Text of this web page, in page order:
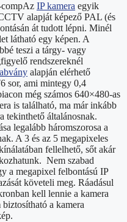
Az IP kamera egyik
alapját képező PAL (és
át tudott lépni. Minél
látható egy képen. A
teszi a tárgy- vagy
rendszereknél
alapján elérhető
sor, ami mintegy 0,4
még számos 640×480-as
is található, ma már inkább
tekinthető általánosnak.
legalább háromszorosa a
A 3 és az 5 megapixeles
fellelhető, sőt akár
Nem szabad
a megapixel felbontású IP
követeli meg. Ráadásul
kell lennie a kamera
a kamera